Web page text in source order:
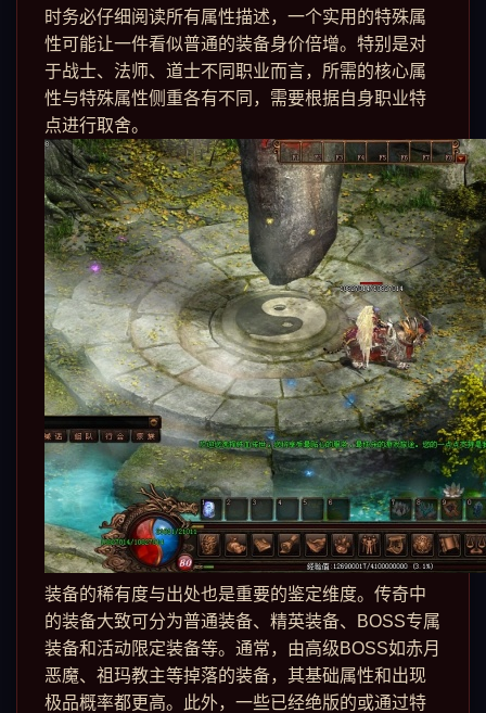
时务必仔细阅读所有属性描述，一个实用的特殊属
性可能让一件看似普通的装备身价倍增。特别是对
于战士、法师、道士不同职业而言，所需的核心属
性与特殊属性侧重各有不同，需要根据自身职业特
点进行取舍。
装备的稀有度与出处也是重要的鉴定维度。传奇中
的装备大致可分为普通装备、精英装备、BOSS专属
装备和活动限定装备等。通常，由高级BOSS如赤月
恶魔、祖玛教主等掉落的装备，其基础属性和出现
极品概率都更高。此外，一些已经绝版的或通过特